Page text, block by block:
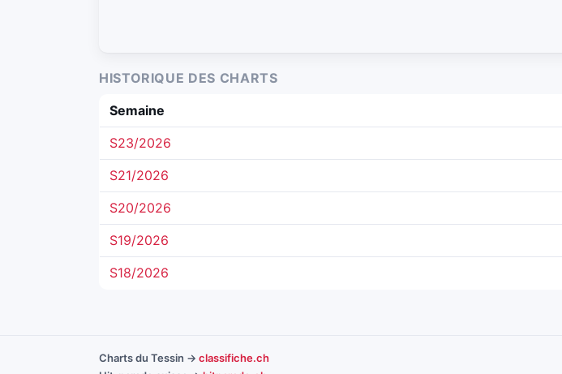
HISTORIQUE DES CHARTS
Semaine
S23/2026
S21/2026
S20/2026
S19/2026
S18/2026
Charts du Tessin → classifiche.ch